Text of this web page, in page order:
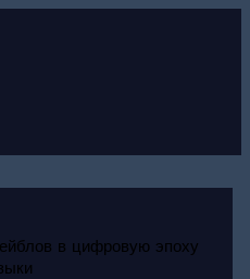
в цифровую эпоху